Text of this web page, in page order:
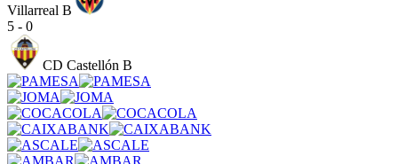
Villarreal B
5 - 0
CD Castellón B